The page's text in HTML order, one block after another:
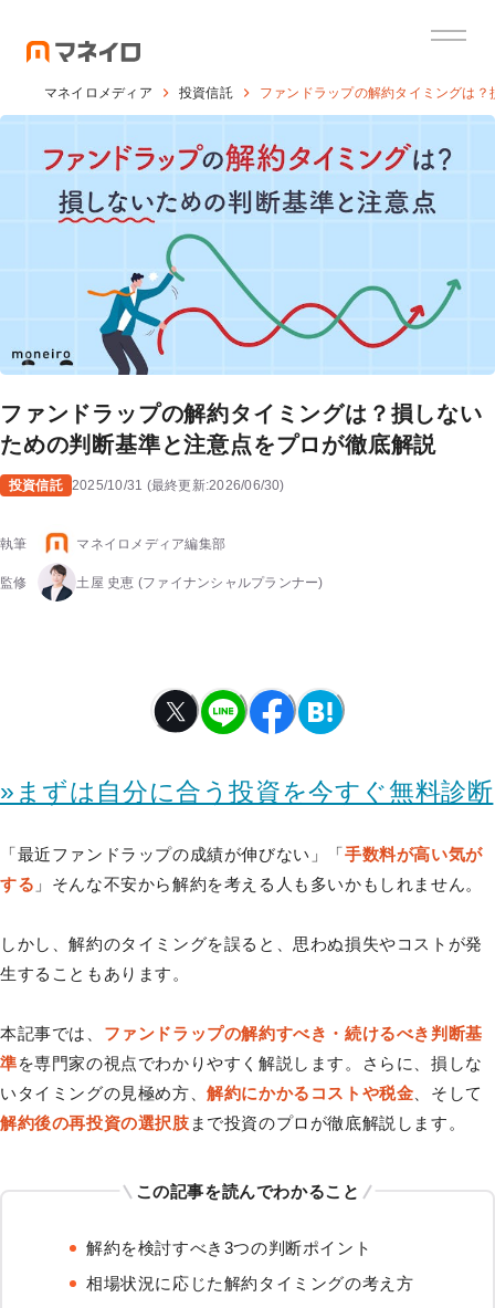
マネイロメディア 投資信託 ファンドラップの解約タイミングは
ファンドラップの解約タイミングは？損しない
ための判断基準と注意点をプロが徹底解説
投資信託 2025/10/31 (最終更新:2026/06/30)
執筆 マネイロメディア編集部
監修 土屋 史恵 (ファイナンシャルプランナー)
»まずは自分に合う投資を今すぐ無料診断
「最近ファンドラップの成績が伸びない」「手数料が高い気が
する 」そんな不安から解約を考える人も多いかもしれません。
しかし、解約のタイミングを誤ると、思わぬ損失やコストが発
生することもあります。
本記事では、 ファンドラップの解約すべき・続けるべき判断基
準を専門家の視点でわかりやすく解説します。さらに、損しな
いタイミングの見極め方、解約にかかるコストや税金 、そして
解約後の再投資の選択肢 まで投資のプロが徹底解説します。
この記事を読んでわかること
解約を検討すべき3つの判断ポイント
相場状況に応じた解約タイミングの考え方